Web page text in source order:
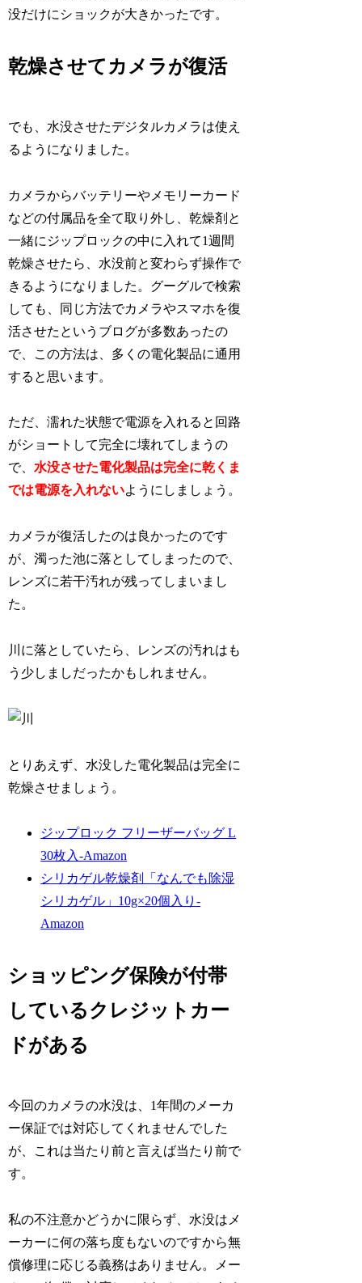
没だけにショックが大きかったです。
乾燥させてカメラが復活
でも、水没させたデジタルカメラは使え
るようになりました。
カメラからバッテリーやメモリーカード
などの付属品を全て取り外し、乾燥剤と
一緒にジップロックの中に入れて1週間
乾燥させたら、水没前と変わらず操作で
きるようになりました。グーグルで検索
しても、同じ方法でカメラやスマホを復
活させたというブログが多数あったの
で、この方法は、多くの電化製品に通用
すると思います。
ただ、濡れた状態で電源を入れると回路
がショートして完全に壊れてしまうの
で、水没させた電化製品は完全に乾くま
では電源を入れないようにしましょう。
カメラが復活したのは良かったのです
が、濁った池に落としてしまったので、
レンズに若干汚れが残ってしまいまし
た。
川に落としていたら、レンズの汚れはも
う少しましだったかもしれません。
とりあえず、水没した電化製品は完全に
乾燥させましょう。
ジップロック フリーザーバッグ L
30枚入-Amazon
シリカゲル乾燥剤「なんでも除湿
シリカゲル」10g×20個入り-
Amazon
ショッピング保険が付帯
しているクレジットカー
ドがある
今回のカメラの水没は、1年間のメーカ
ー保証では対応してくれませんでした
が、これは当たり前と言えば当たり前で
す。
私の不注意かどうかに限らず、水没はメ
ーカーに何の落ち度もないのですから無
償修理に応じる義務はありません。メー